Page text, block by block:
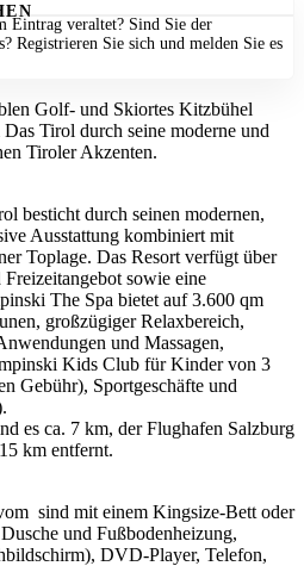
Eintrag veraltet? Sind Sie der
Registrieren Sie sich und melden Sie es
Golf- und Skiortes Kitzbühel
Tirol durch seine moderne und
Tiroler Akzenten.
besticht durch seinen modernen,
Ausstattung kombiniert mit
Toplage. Das Resort verfügt über
sowie eine
The Spa bietet auf 3.600 qm
großzügiger Relaxbereich,
und Massagen,
Kids Club für Kinder von 3
Gebühr), Sportgeschäfte und
es ca. 7 km, der Flughafen Salzburg
km entfernt.
sind mit einem Kingsize-Bett oder
und Fußbodenheizung,
DVD-Player, Telefon,